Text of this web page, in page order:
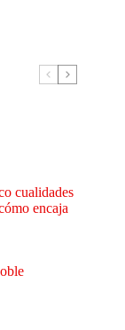
cualidades
encaja